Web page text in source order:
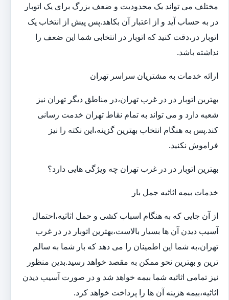
مختلف می تواند یک محدودیت و ضعف بزرگ برای یک اتوبار
در به حساب آید و از اعتبار آن بکاهد.پس پیش از انتخاب یک
اتوبار در،دقت کنید که اتوبار در انتخابی شما این ضعف را
نداشته باشد.
ارائه خدمات به مشتریان سراسر تهران
بهترین اتوبار در در غرب تهران،در مناطق دیگر تهران نیز
شعبه دارد و می تواند به تمام نقاط تهران خدمت رسانی
کند.پس به هنگام انتخاب بهترین گزینه،این نکته را نیز
فراموش نکنید.
بهترین اتوبار در در غرب تهران چه ویژگی هایی دارد؟
خدمات بیمه اثاثیه جمل بار
از آن جایی که به هنگام اسباب کشی و حمل اثاثیه،احتمال
آسیب دیدن آن ها بسیار بالاست،بهترین اتوبار در در غرب
تهران،به شما این اطمینان را می دهد که بار شما به سالم
ترین و بهترین نحو ممکن به مقصد خواهد رسید.بدین منظور
نیز تمامی اثاثیه شما بیمه خواهد شد و در صورت آسیب دیدن
اثاثیه،بیمه هزینه آن ها را پرداخت خواهد کرد.